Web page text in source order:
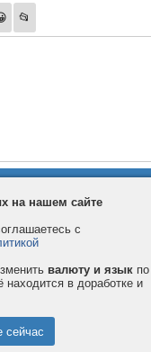
и условия
права защищены.
на нашем сайте
с
валюту и язык по
в доработке и